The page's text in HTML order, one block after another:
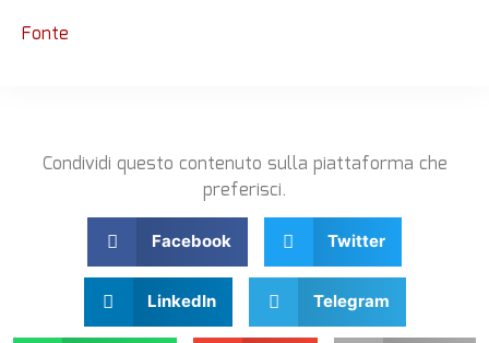
Fonte
Condividi questo contenuto sulla piattaforma che
preferisci.
Facebook Twitter
LinkedIn Telegram